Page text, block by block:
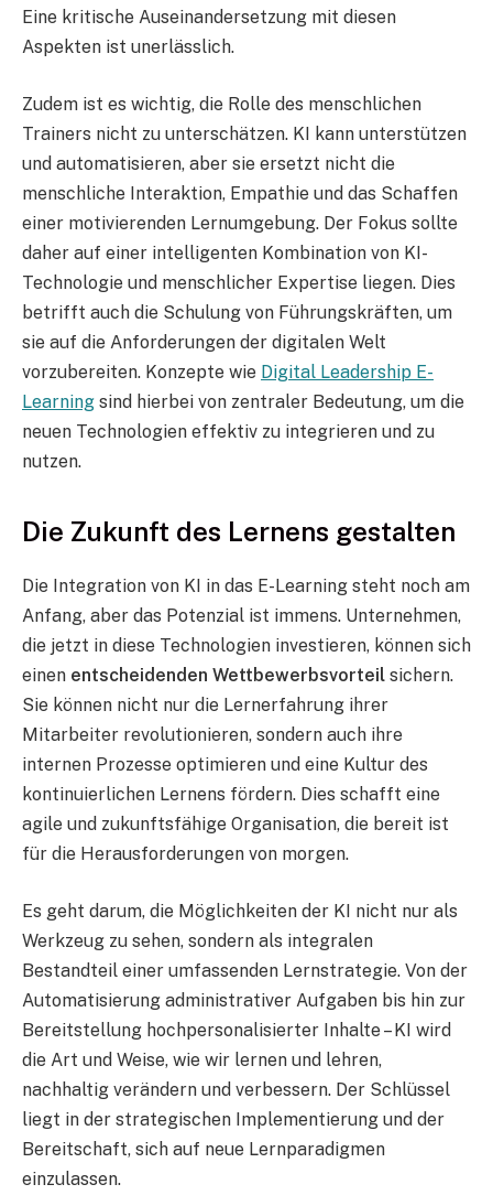
Eine kritische Auseinandersetzung mit diesen
Aspekten ist unerlässlich.
Zudem ist es wichtig, die Rolle des menschlichen
Trainers nicht zu unterschätzen. KI kann unterstützen
und automatisieren, aber sie ersetzt nicht die
menschliche Interaktion, Empathie und das Schaffen
einer motivierenden Lernumgebung. Der Fokus sollte
daher auf einer intelligenten Kombination von KI-
Technologie und menschlicher Expertise liegen. Dies
betrifft auch die Schulung von Führungskräften, um
sie auf die Anforderungen der digitalen Welt
vorzubereiten. Konzepte wie Digital Leadership E-
Learning sind hierbei von zentraler Bedeutung, um die
neuen Technologien effektiv zu integrieren und zu
nutzen.
Die Zukunft des Lernens gestalten
Die Integration von KI in das E-Learning steht noch am
Anfang, aber das Potenzial ist immens. Unternehmen,
die jetzt in diese Technologien investieren, können sich
einen entscheidenden Wettbewerbsvorteil sichern.
Sie können nicht nur die Lernerfahrung ihrer
Mitarbeiter revolutionieren, sondern auch ihre
internen Prozesse optimieren und eine Kultur des
kontinuierlichen Lernens fördern. Dies schafft eine
agile und zukunftsfähige Organisation, die bereit ist
für die Herausforderungen von morgen.
Es geht darum, die Möglichkeiten der KI nicht nur als
Werkzeug zu sehen, sondern als integralen
Bestandteil einer umfassenden Lernstrategie. Von der
Automatisierung administrativer Aufgaben bis hin zur
Bereitstellung hochpersonalisierter Inhalte – KI wird
die Art und Weise, wie wir lernen und lehren,
nachhaltig verändern und verbessern. Der Schlüssel
liegt in der strategischen Implementierung und der
Bereitschaft, sich auf neue Lernparadigmen
einzulassen.